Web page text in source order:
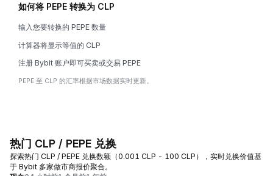
如何将 PEPE 转换为 CLP
输入您要转换的 PEPE 数量
计算器将显示等值的 CLP
注册 Bybit 账户即可买卖或交易 PEPE
PEPE 至 CLP 的汇率根据市场数据实时更新。
热门 CLP / PEPE 兑换
探索热门 CLP / PEPE 兑换数额（0.001 CLP - 100 CLP），实时兑换价值基
于 Bybit 多家做市商报价聚合。